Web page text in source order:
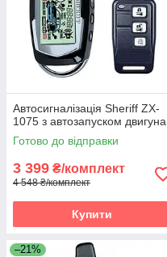
Автосигналізація Sheriff ZX-
1075 з автозапуском двигуна
Готово до відправки
3 399 ₴/комплект
4 548 ₴/комплект
Купити
–21%